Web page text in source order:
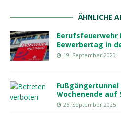
ÄHNLICHE
Berufsfeuerwehr
Bewerbertag in
19. September 2023
Fußgängertunnel
Wochenende auf
26. September 2025